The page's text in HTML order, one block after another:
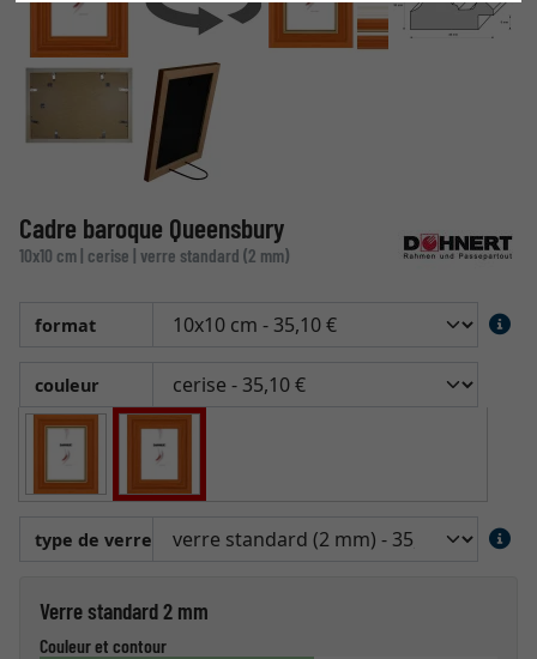
Cadre baroque Queensbury
10x10 cm | cerise | verre standard (2 mm)
format
couleur
type de verre
Verre standard 2 mm
Couleur et contour